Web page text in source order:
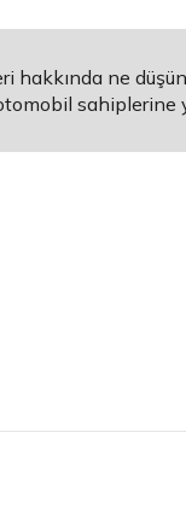
hakkında ne
sahiplerine